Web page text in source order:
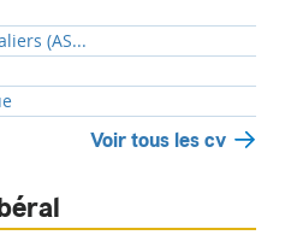
(AS...
Voir tous les cv